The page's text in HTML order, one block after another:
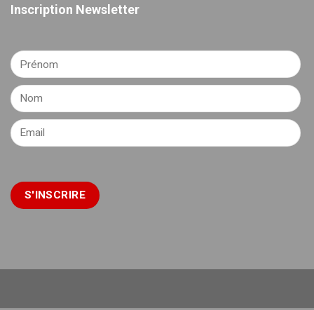
Inscription Newsletter